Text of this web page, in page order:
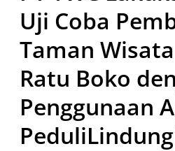
Uji Coba
Taman
Ratu Boko
Penggunaan